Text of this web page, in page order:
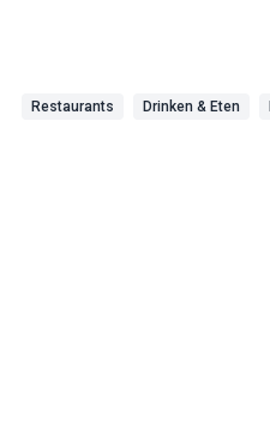
Restaurants Drinken & Eten